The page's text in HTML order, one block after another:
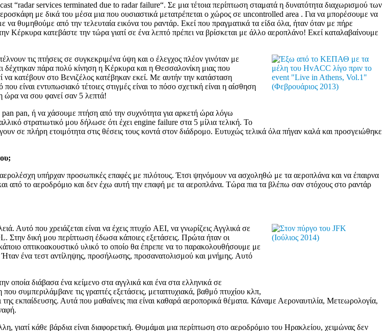
services terminated due to radar failure“. Σε μια τέτοια περίπτωση σταματά η δυνατότητα διαχωρισμού των
με δικά του μέσα μια που ουσιαστικά μετατρέπεται ο χώρος σε uncontrolled area . Για να μπορέσουμε να
θυμηθούμε από την τελευταία εικόνα του ραντάρ. Εκεί που πραγματικά τα είδα όλα, ήταν όταν με πήρε
κατεβάστε την τώρα γιατί σε ένα λεπτό πρέπει να βρίσκεται με άλλο αεροπλάνο! Εκεί καταλαβαίνουμε
τις πτήσεις σε συγκεκριμένα ύψη και ο έλεγχος πλέον γινόταν με
δέχτηκαν πάρα πολύ κίνηση η Κέρκυρα και η Θεσσαλονίκη μιας που
κατέβουν στο Βενιζέλος κατέβηκαν εκεί. Με αυτήν την κατάσταση
είναι εντυπωσιακό τέτοιες στιγμές είναι το πόσο σχετική είναι η αίσθηση
ώρα να σου φανεί σαν 5 λεπτά!
pan, ή να χάσουμε πτήση από την συχνότητα για αρκετή ώρα λόγω
στρατιωτικό μου δήλωσε ότι έχει engine failure στα 5 μίλια τελική. Το
σε πλήρη ετοιμότητα στις θέσεις τους κοντά στον διάδρομο. Ευτυχώς τελικά όλα πήγαν καλά και προσγειώθηκε
υπήρχαν προσωπικές επαφές με πιλότους. Έτσι ψηνόμουν να ασχοληθώ με τα αεροπλάνα και να έπαιρνα
το αεροδρόμιο και δεν έχω αυτή την επαφή με τα αεροπλάνα. Τώρα πια τα βλέπω σαν στόχους στο ραντάρ
Αυτό που χρειάζεται είναι να έχεις πτυχίο AEI, να γνωρίζεις Αγγλικά σε
Στην δική μου περίπτωση έδωσα κάποιες εξετάσεις. Πρώτα ήταν οι
οπτικοακουστικό υλικό το οποίο θα έπρεπε να το παρακολουθήσουμε με
ένα τεστ αντίληψης, προσήλωσης, προσανατολισμού και μνήμης. Αυτό
διάβασα ένα κείμενο στα αγγλικά και ένα στα ελληνικά σε
συμπεριλάμβανε τις γραπτές εξετάσεις, μεταπτυχιακά, βαθμό πτυχίου κλπ,
εκπαίδευσης. Αυτά που μαθαίνεις πια είναι καθαρά αεροπορικά θέματα. Κάναμε Αεροναυτιλία, Μετεωρολογία,
γιατί κάθε βάρδια είναι διαφορετική. Θυμάμαι μια περίπτωση στο αεροδρόμιο του Ηρακλείου, χειμώνας δεν